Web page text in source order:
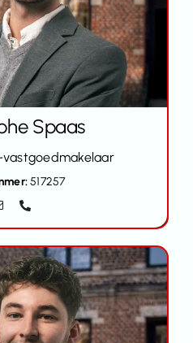
Spaas
517257